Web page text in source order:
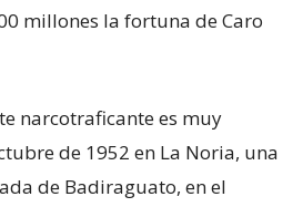
millones la fortuna de Caro
narcotraficante es muy
de 1952 en La Noria, una
de Badiraguato, en el